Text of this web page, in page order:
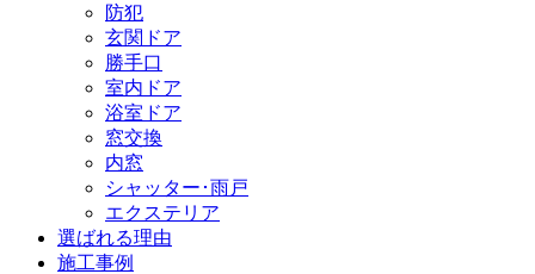
防犯
玄関ドア
勝手口
室内ドア
浴室ドア
窓交換
内窓
シャッター･雨戸
エクステリア
選ばれる理由
施工事例